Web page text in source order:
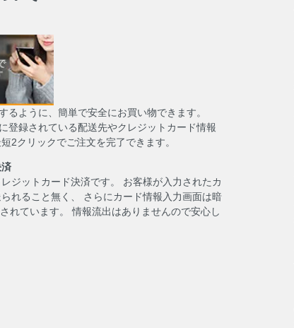
るように、簡単で安全にお買い物できます。
登録されている配送先やクレジットカード情報
2クリックでご注文を完了できます。
ジットカード決済です。 お客様が入力されたカ
れること無く、 さらにカード情報入力画面は暗
れています。 情報流出はありませんので安心し